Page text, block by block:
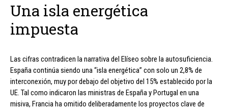
Una isla energética
impuesta
Las cifras contradicen la narrativa del Elíseo sobre la autosuficiencia.
España continúa siendo una “isla energética” con solo un 2,8% de
interconexión, muy por debajo del objetivo del 15% establecido por la
UE. Tal como indicaron las ministras de España y Portugal en una
misiva, Francia ha omitido deliberadamente los proyectos clave de